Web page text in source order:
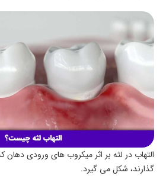
التهاب در لثه بر اثر میکروب های ورودی دهان
گذارند، شکل می گیرد.